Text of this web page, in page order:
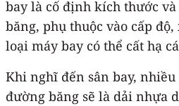
bay là cố định kích thước
băng, phụ thuộc vào cấp
loại máy bay có thể cất hạ
Khi nghĩ đến sân bay,
đường băng sẽ là dải nhựa